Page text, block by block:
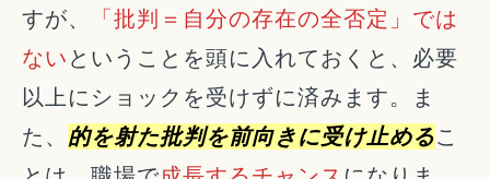
すが、
「批判＝自分の存在の全否定」では
ない ということを頭に入れておくと、必要
以上にショックを受けずに済みます。ま
た、 的を射た批判を前向きに受け止めるこ